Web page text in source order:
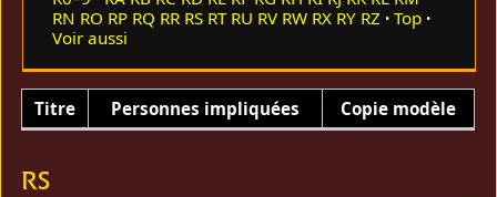
RN RO RP RQ RR RS RT RU RV RW RX RY RZ
Top
Voir aussi
Titre Personnes impliquées Copie modèle
RS